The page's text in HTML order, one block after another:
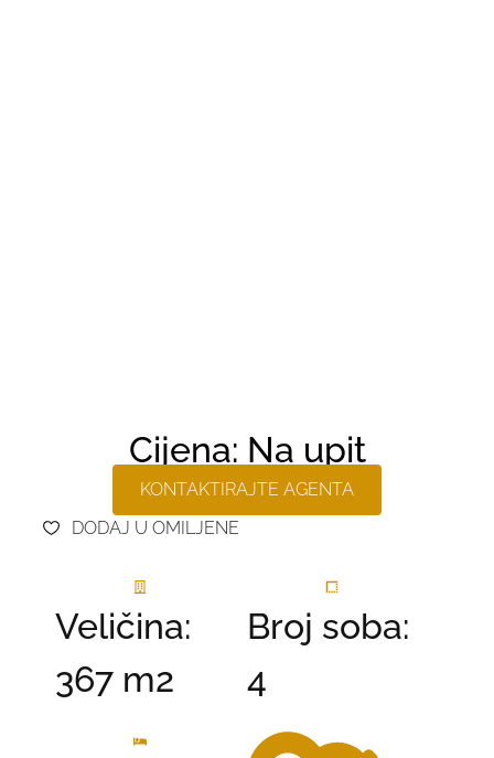
Cijena: Na upit
KONTAKTIRAJTE AGENTA
DODAJ U OMILJENE
Veličina:
367 m2
Broj soba:
4